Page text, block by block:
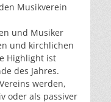
Musikverein
und Musiker
und kirchlichen
Highlight ist
des Jahres.
werden,
oder als passiver